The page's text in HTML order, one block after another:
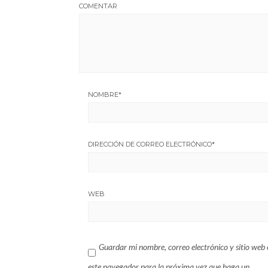
COMENTAR
NOMBRE*
DIRECCIÓN DE CORREO ELECTRÓNICO*
WEB
Guardar mi nombre, correo electrónico y sitio web